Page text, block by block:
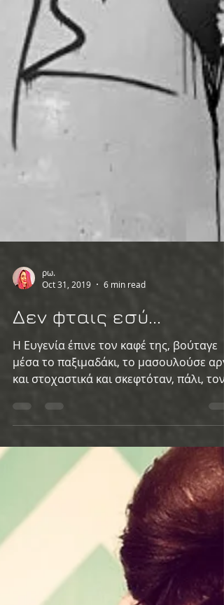
Oct 31, 2019
6 min read
Δεν φταις εσύ...
Η Ευγενία έπινε τον καφέ της, βούταγε
μέσα το παξιμαδάκι, το μασουλούσε
και στοχαστικά και σκεφτόταν, πάλι, τον